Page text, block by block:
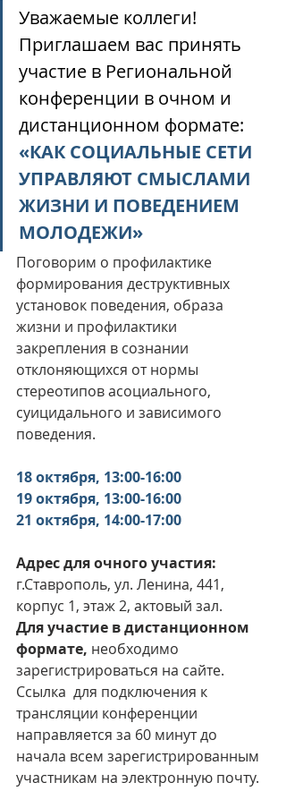
Уважаемые коллеги!
Приглашаем вас принять
участие в Региональной
конференции в очном и
дистанционном формате:
«КАК СОЦИАЛЬНЫЕ СЕТИ
УПРАВЛЯЮТ СМЫСЛАМИ
ЖИЗНИ И ПОВЕДЕНИЕМ
МОЛОДЕЖИ»
Поговорим о профилактике
формирования деструктивных
установок поведения, образа
жизни и профилактики
закрепления в сознании
отклоняющихся от нормы
стереотипов асоциального,
суицидального и зависимого
поведения.
18 октября, 13:00-16:00
19 октября, 13:00-16:00
21 октября, 14:00-17:00
Адрес для очного участия:
г.Ставрополь, ул. Ленина, 441,
корпус 1, этаж 2, актовый зал.
Для участие в дистанционном
формате, необходимо
зарегистрироваться на сайте.
Ссылка для подключения к
трансляции конференции
направляется за 60 минут до
начала всем зарегистрированным
участникам на электронную почту.